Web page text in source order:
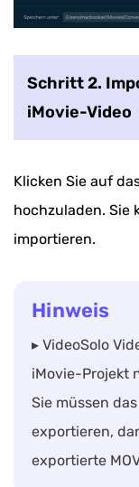
Schritt 2.
iMovie-Video
Klicken Sie auf
hochzuladen. Sie
importieren.
Hinweis
▸ VideoSolo
iMovie-Projekt
Sie müssen
exportieren,
exportierte